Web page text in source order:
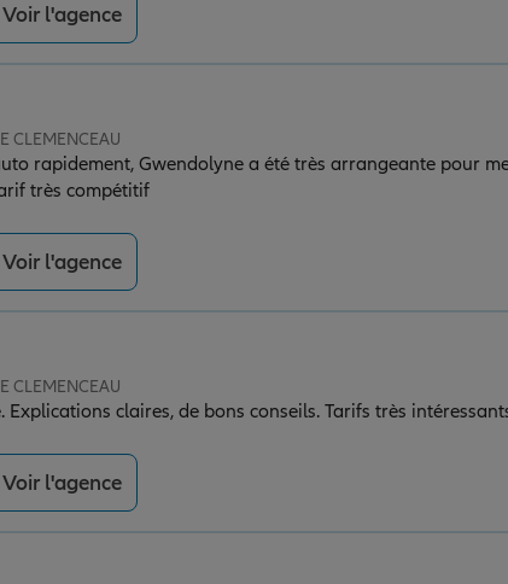
Voir l'agence
CLEMENCEAU
rapidement, Gwendolyne a été très arrangeante pour
très compétitif
Voir l'agence
CLEMENCEAU
claires, de bons conseils. Tarifs très
Voir l'agence